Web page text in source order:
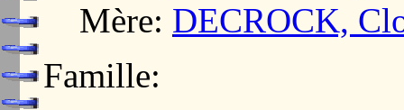
Mère: DECROCK,
Famille: